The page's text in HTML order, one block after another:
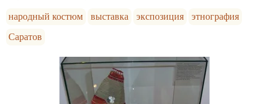
народный костюм выставка экспозиция
этнография
Саратов